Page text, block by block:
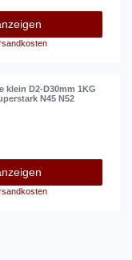
klein D2-D30mm 1KG
N45 N52